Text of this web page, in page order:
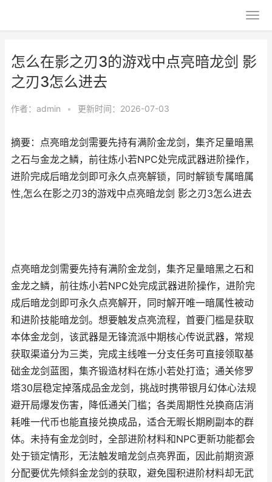
怎么在影之刃3的游戏中点亮暗龙剑 影
之刃3怎么进去
作者： admin • 更新时间：2026-07-03
摘要：点亮暗龙剑需要先持有满阶金龙剑，集齐足量暗黑
之石与金龙之鳞，前往炼小若NPC处完成武器进阶操作，
进阶完成后暗龙剑即可永久点亮解锁，同时解锁专属暗属
性,怎么在影之刃3的游戏中点亮暗龙剑 影之刃3怎么进去
点亮暗龙剑需要先持有满阶金龙剑，集齐足量暗黑之石和
金龙之鳞，前往炼小若NPC处完成武器进阶操作，进阶完
成后暗龙剑即可永久点亮解开，同时解开唯一暗属性被动
和进阶技能暗龙剑。想要触发点亮流程，首要门槛是获取
本体金龙剑，该武器是无锋流派中期核心传说武器，常规
获取渠道分为三类，完成主线唯一分支任务可直接领取基
础金龙剑蓝图，集齐锻造材料在炼小若处打造；通关修罗
塔30层稳定掉落成品金龙剑，挑战时携带银月幻体心法规
避开局爆发伤害，降低通关门槛；各类周期性兑换商店消
耗唯一代币也能直接兑换成品，适合无暇长期刷副本的群
体。未持有金龙剑时，全部进阶材料和NPC更新功能都会
处于锁定情形，无法触发暗龙剑点亮界面，因此前期资源
分配要优先倾斜金龙剑的获取，避免囤积进阶材料却无武